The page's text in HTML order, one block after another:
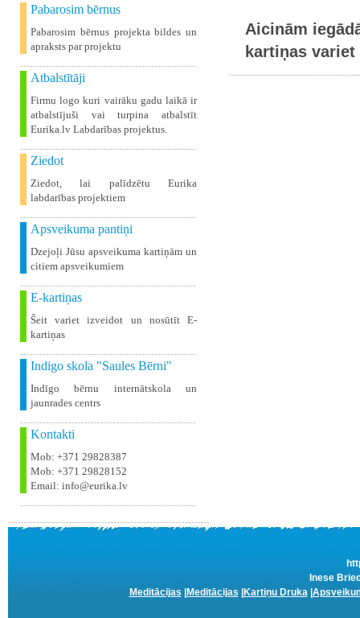
Pabarosim bērnus
Pabarosim bērnus projekta bildes un
apraksts par projektu
Atbalstītāji
Firmu logo kuri vairāku gadu laikā ir
atbalstījuši vai turpina atbalstīt
Eurika.lv Labdarības projektus.
Ziedot
Ziedot, lai palīdzētu Eurika
labdarības projektiem
Apsveikuma pantiņi
Dzejoļi Jūsu apsveikuma kartiņām un
citiem apsveikumiem
E-kartiņas
Šeit variet izveidot un nosūtīt E-
kartiņas
Indigo skola "Saules Bērni"
Indīgo bērnu internātskola un
jaunrades centrs
Kontakti
Mob: +371 29828387
Mob: +371 29828152
Email: info@eurika.lv
Aicinām
kartiņas variet
Inese
Meditācijas
Meditācijas Kartiņu Druka|